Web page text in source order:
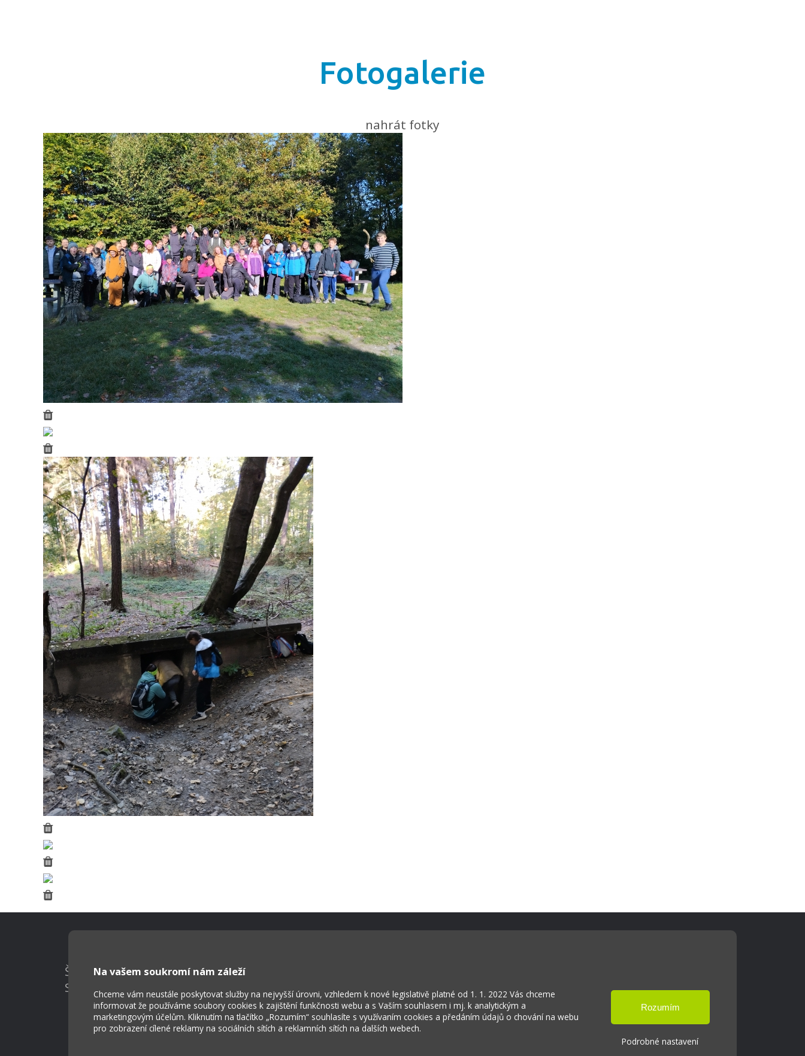
Fotogalerie
nahrát fotky
Na vašem soukromí nám záleží
Chceme vám neustále poskytovat služby na nejvyšší úrovni, vzhledem k nové legislativě platné od 1. 1. 2022 Vás chceme
informovat že používáme soubory cookies k zajištění funkčnosti webu a s Vaším souhlasem i mj. k analytickým a
marketingovým účelům. Kliknutím na tlačítko „Rozumím“ souhlasíte s využívaním cookies a předáním údajů o chování na webu
pro zobrazení cílené reklamy na sociálních sítích a reklamních sítích na dalších webech.
Podrobné nastavení
Škola Online
Strava.cz
Projekty
Virtuální prohlídka